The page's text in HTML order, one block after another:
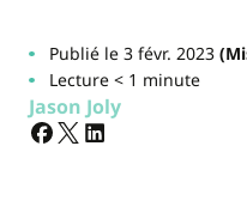
Publié le 3 févr. 2023
Lecture < 1 minute
Jason Joly